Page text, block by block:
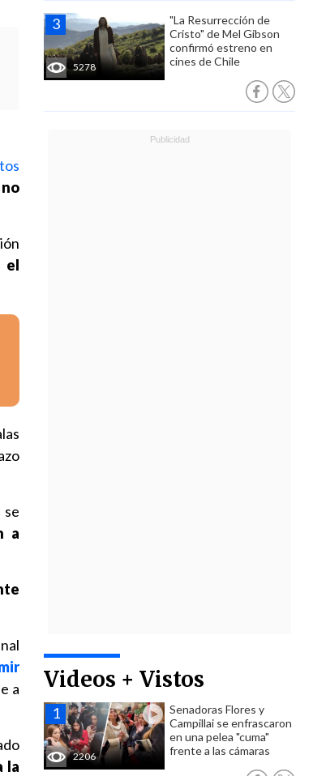
5278
"La Resurrección de
Cristo" de Mel Gibson
confirmó estreno en
cines de Chile
Videos + Vistos
2206
Senadoras Flores y
Campillai se enfrascaron
en una pelea "cuma"
frente a las cámaras
no
el
se
a
a
la